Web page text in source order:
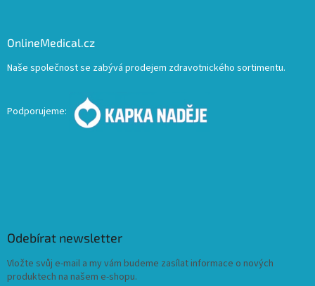
OnlineMedical.cz
Naše společnost se zabývá prodejem zdravotnického sortimentu.
Podporujeme:
Odebírat newsletter
Vložte svůj e-mail a my vám budeme zasílat informace o nových
produktech na našem e-shopu.